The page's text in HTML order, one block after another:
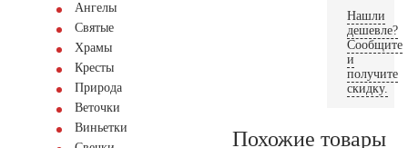
Ангелы
Святые
Храмы
Кресты
Природа
Веточки
Виньетки
Нашли
дешевле?
Сообщите
и
получите
скидку.
Похожие товары